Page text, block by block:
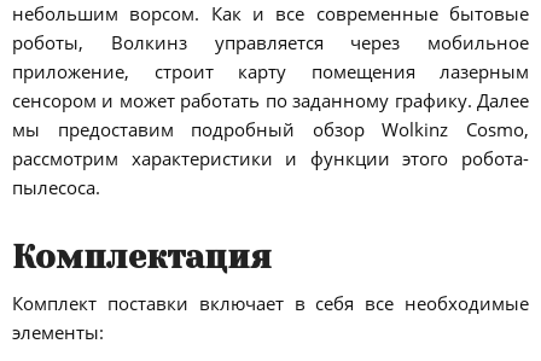
небольшим ворсом. Как и все современные бытовые
роботы, Волкинз управляется через мобильное
приложение, строит карту помещения лазерным
сенсором и может работать по заданному графику. Далее
мы предоставим подробный обзор Wolkinz Cosmo,
рассмотрим характеристики и функции этого робота-
пылесоса.
Комплектация
Комплект поставки включает в себя все необходимые
элементы: